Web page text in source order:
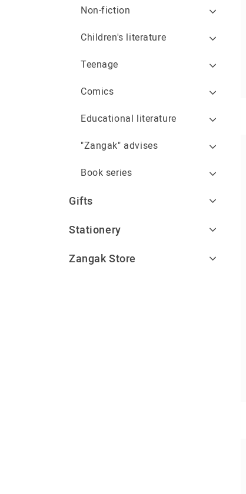
Non-fiction
Children's literature
Teenage
Comics
Educational literature
"Zangak" advises
Book series
Gifts
Stationery
Zangak Store